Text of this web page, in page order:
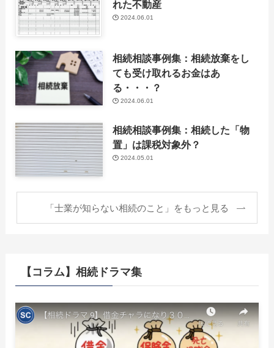
れた不動産
2024.06.01
相続相談事例集：相続放棄をし
ても受け取れるお金はあ
る・・・？
2024.06.01
相続相談事例集：相続した「物
置」は課税対象外？
2024.05.01
「士業が知らない相続のこと」をもっと見る
【コラム】相続ドラマ集